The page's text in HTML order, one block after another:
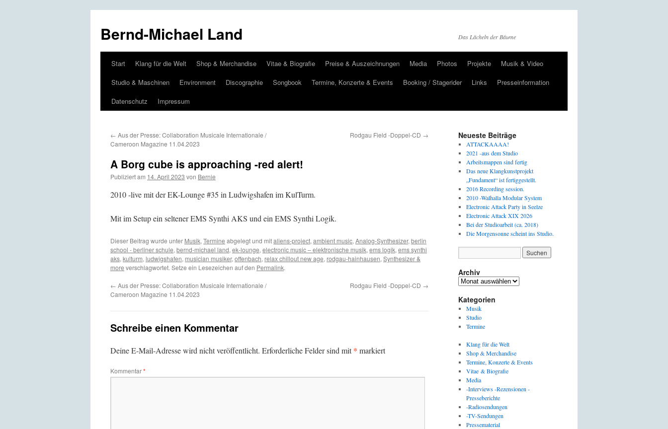
Bernd-Michael Land Das Lächeln der Bäume
Zum
Inhalt
springen
Start Klang für die Welt Shop & Merchandise Vitae & Biografie Preise & Auszeichnungen Media Photos Projekte
Musik & Video
Studio & Maschinen
Environment Discographie Songbook Termine, Konzerte & Events Booking / Stagerider Links
Presseinformation
Datenschutz
Impressum
← Aus der Presse: Collaboration Musicale Internationale /
Cameroon Magazine 11.04.2023
Rodgau Field -Doppel-CD →
A Borg cube is approaching -red alert!
Publiziert am 14. April 2023 von Bernie
2010 -live mit der EK-Lounge #35 in Ludwigshafen im KulTurm.
Mit im Setup ein seltener EMS Synthi AKS und ein EMS Synthi Logik.
Dieser Beitrag wurde unter Musik, Termine abgelegt und mitaliens-project, ambient music, Analog-Synthesizer, berlin
school - berliner schule, bernd-michael land, ek-lounge, electronic music – elektronische musik, ems logik, ems synthi
aks, kulturm, ludwigshafen, musician musiker, offenbach, relax chillout new age, rodgau-hainhausen, Synthesizer &
more verschlagwortet. Setze ein Lesezeichen auf den Permalink.
← Aus der Presse: Collaboration Musicale Internationale /
Cameroon Magazine 11.04.2023
Rodgau Field -Doppel-CD →
Schreibe einen Kommentar
Deine E-Mail-Adresse wird nicht veröffentlicht. Erforderliche Felder sind mit* markiert
Kommentar*
Neueste Beiträge
ATTACKAAAA!
2021 -aus dem Studio
Arbeitsmappen sind fertig
Das neue Klangkunstprojekt
„Fundament“ ist fertiggestellt.
2016 Recording session.
2010 -Walhalla Modular System
Electronic Attack Party in Seelze
Electronic Attack XIX 2026
Bei der Studioarbeit (ca. 2018)
Die Morgensonne scheint ins Studio.
Archiv
Archiv
Kategorien
Musik
Studio
Termine
Klang für die Welt
Shop & Merchandise
Termine, Konzerte & Events
Vitae & Biografie
Media
-Interviews -Rezensionen -
Presseberichte
-Radiosendungen
-TV-Sendungen
Pressematerial